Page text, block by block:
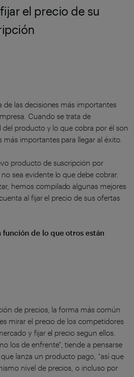
el precio de su
de las decisiones más importantes
Cuando se trata de
del producto y lo que cobra por él son
importantes para llegar al éxito.
producto de suscripción por
sea evidente lo que debe cobrar.
hemos compilado algunas mejores
al fijar el precio de sus ofertas
función de lo que otros están
de precios, la forma más común
mirar el precio de los competidores
y fijar el precio segun ellos.
los de enfrente", tiende a pensarse
lanza un producto pago, "así que
nivel de precios, o incluso por